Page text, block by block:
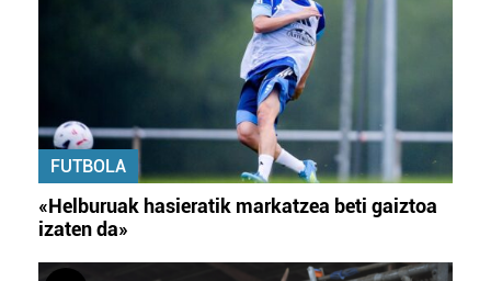
FUTBOLA
«Helburuak hasieratik markatzea beti gaiztoa
izaten da»